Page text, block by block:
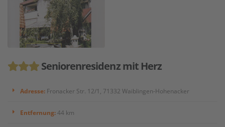
Seniorenresidenz mit Herz
Adresse: Fronacker Str. 12/1, 71332 Waiblingen-Hohenacker
Entfernung:44 km